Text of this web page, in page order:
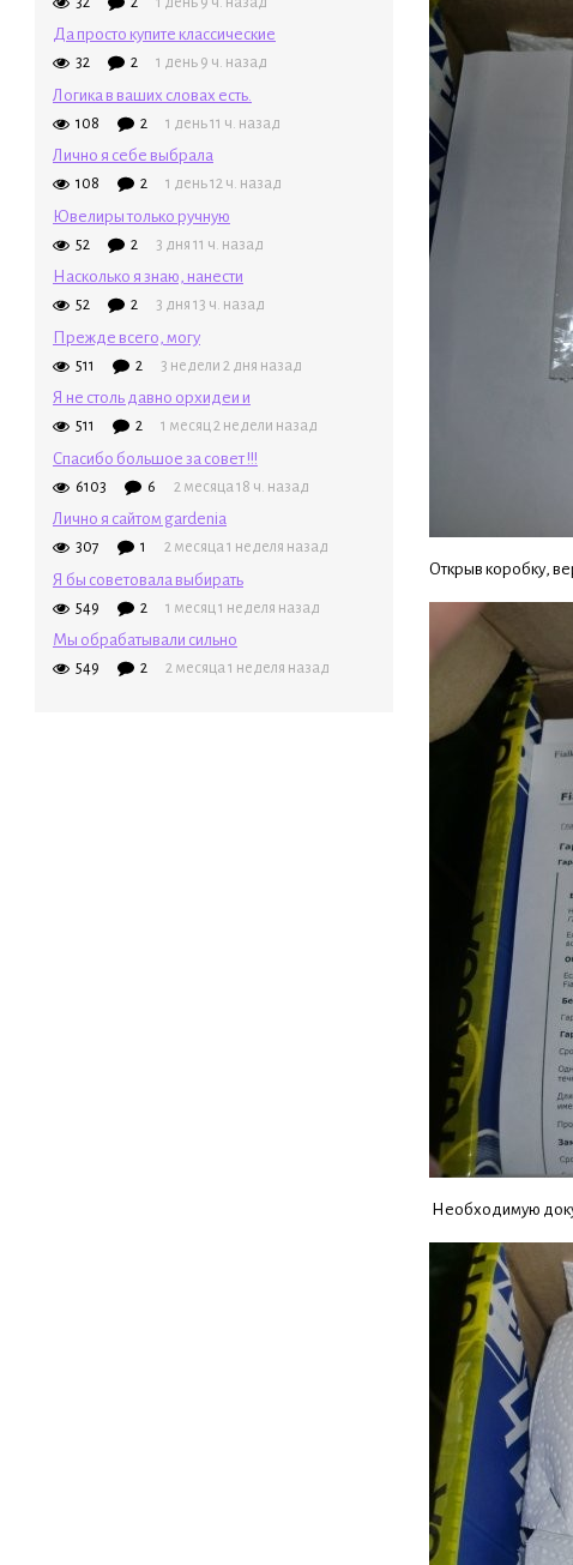
Да просто купите классические
32 2 1 день 9 ч. назад
Логика в ваших словах есть.
108 2 1 день 11 ч. назад
Лично я себе выбрала
108 2 1 день 12 ч. назад
Ювелиры только ручную
52 2 3 дня 11 ч. назад
Насколько я знаю, нанести
52 2 3 дня 13 ч. назад
Прежде всего, могу
511 2 3 недели 2 дня назад
Я не столь давно орхидеи и
511 2 1 месяц 2 недели назад
Спасибо большое за совет !!!
6103 6 2 месяца 18 ч. назад
Лично я сайтом gardenia
307 1 2 месяца 1 неделя назад
Я бы советовала выбирать
549 2 1 месяц 1 неделя назад
Мы обрабатывали сильно
549 2 2 месяца 1 неделя назад
Открыв коробку,
Необходимую